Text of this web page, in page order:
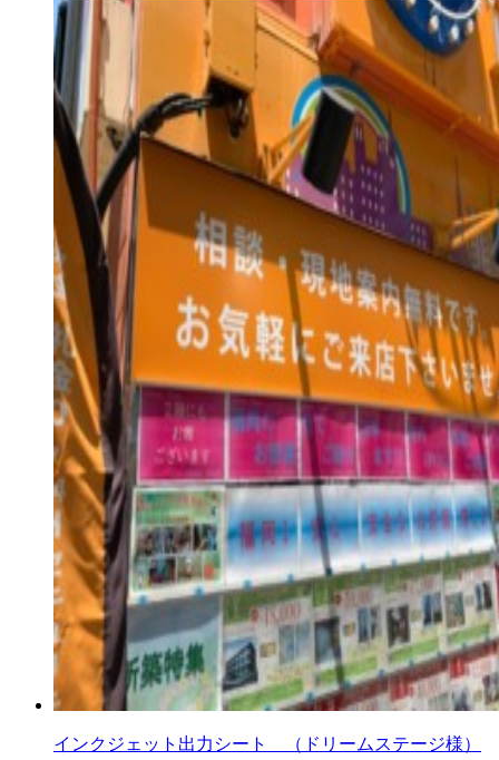
インクジェット出力シート （ドリームステージ様）